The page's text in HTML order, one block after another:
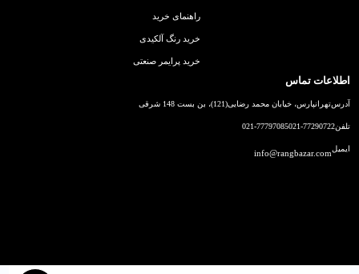
راهنمای خرید
خرید رنگ آلکیدی
خرید پرایمر صنعتی
اطلاعات تماس
آدرستهرانپارس، خیابان محمد رضایی(121)، بن بست 148 شرقی
تلفن021-77290722
021-77797085
ایمیلinfo@rangbazar.com